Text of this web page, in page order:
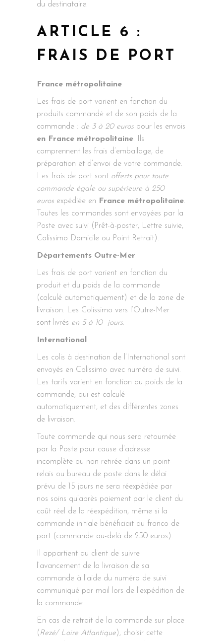
du destinataire.
ARTICLE 6 :
FRAIS DE PORT
France métropolitaine
Les frais de port varient en fonction du
produits commandé et de son poids de la
commande : de 3 à 20 euros pour les envois
en France métropolitaine. Ils
comprennent les frais d’emballage, de
préparation et d’envoi de votre commande.
Les frais de port sont offerts pour toute
commande égale ou supérieure à 250
euros expédiée en France métropolitaine.
Toutes les commandes sont envoyées par la
Poste avec suivi (Prêt-à-poster, Lettre suivie,
Colissimo Domicile ou Point Retrait).
Départements Outre-Mer
Les frais de port varient en fonction du
produit et du poids de la commande
(calculé automatiquement) et de la zone de
livraison. Les Colissimo vers l’Outre-Mer
sont livrés en 5 à 10 jours.
International
Les colis à destination de l’International sont
envoyés en Colissimo avec numéro de suivi.
Les tarifs varient en fonction du poids de la
commande, qui est calculé
automatiquement, et des différentes zones
de livraison.
Toute commande qui nous sera retournée
par la Poste pour cause d’adresse
incomplète ou non retirée dans un point-
relais ou bureau de poste dans le délai
prévu de 15 jours ne sera réexpédiée par
nos soins qu’après paiement par le client du
coût réel de la réexpédition, même si la
commande initiale bénéficiait du franco de
port (commande au-delà de 250 euros).
Il appartient au client de suivre
l’avancement de la livraison de sa
commande à l’aide du numéro de suivi
communiqué par mail lors de l’expédition de
la commande.
En cas de retrait de la commande sur place
( Rezé/ Loire Atlantique), choisir cette